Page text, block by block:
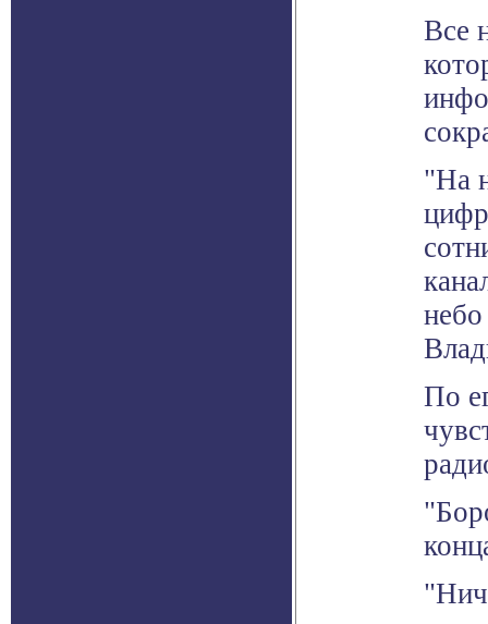
Все
"На
По